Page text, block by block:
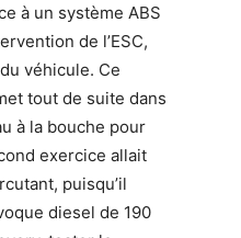
à un système ABS
de l’ESC,
véhicule. Ce
tout de suite dans
à la bouche pour
exercice allait
puisqu’il
diesel de 190